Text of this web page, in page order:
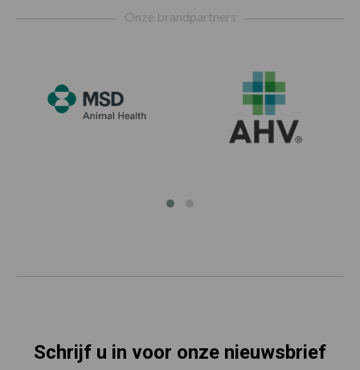
Onze brandpartners
Schrijf u in voor onze nieuwsbrief